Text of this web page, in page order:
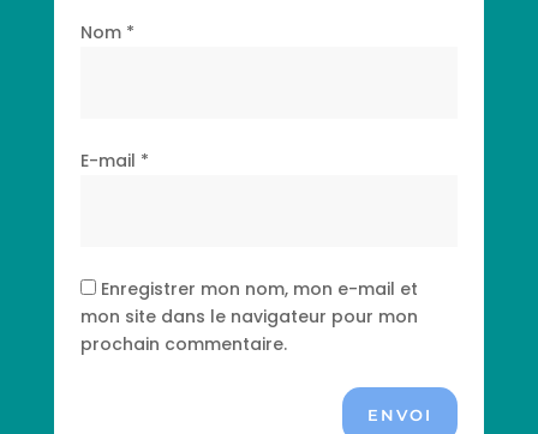
Nom *
E-mail *
Enregistrer mon nom, mon e-mail et
mon site dans le navigateur pour mon
prochain commentaire.
ENVOI